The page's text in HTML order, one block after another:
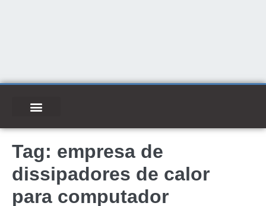
Tag: empresa de
dissipadores de calor
para computador